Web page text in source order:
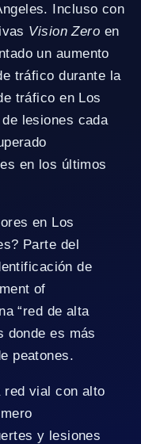
Incluso con
Vision Zero en
un aumento
tráfico durante la
tráfico en Los
lesiones cada
en los últimos
en Los
Parte del
de
of
“red de alta
donde es más
peatones.
red vial con alto
y lesiones